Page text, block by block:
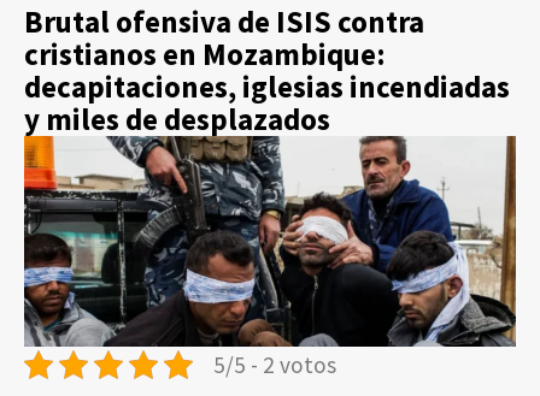
Brutal ofensiva de ISIS contra
cristianos en Mozambique:
decapitaciones, iglesias incendiadas
y miles de desplazados
5/5 - 2 votos